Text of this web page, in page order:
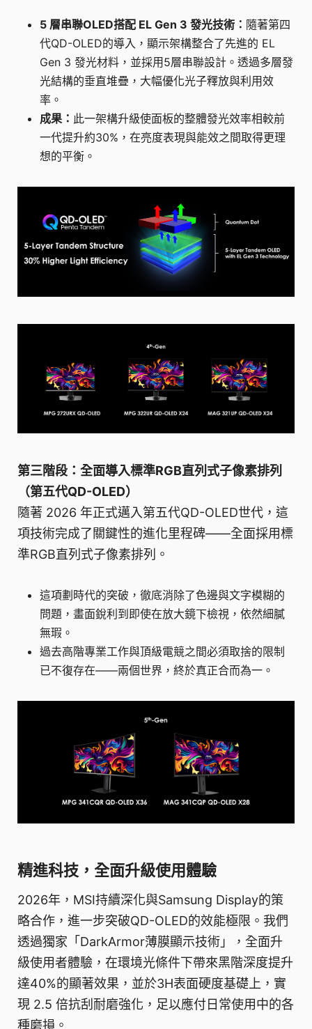
5 層串聯OLED搭配 EL Gen 3 發光技術： 隨著第四
代QD-OLED的導入，顯示架構整合了先進的 EL
Gen 3 發光材料，並採用5層串聯設計。透過多層發
光結構的垂直堆疊，大幅優化光子釋放與利用效
率。
成果： 此一架構升級使面板的整體發光效率相較前
一代提升約30%，在亮度表現與能效之間取得更理
想的平衡。
第三階段：全面導入標準RGB直列式子像素排列
（第五代QD-OLED）
隨著 2026 年正式邁入第五代QD-OLED世代，這
項技術完成了關鍵性的進化里程碑——全面採用標
準RGB直列式子像素排列。
這項劃時代的突破，徹底消除了色邊與文字模糊的
問題，畫面銳利到即使在放大鏡下檢視，依然細膩
無瑕。
過去高階專業工作與頂級電競之間必須取捨的限制
已不復存在——兩個世界，終於真正合而為一。
精進科技，全面升級使用體驗
2026年，MSI持續深化與Samsung Display的策
略合作，進一步突破QD-OLED的效能極限。我們
透過獨家「DarkArmor薄膜顯示技術」，全面升
級使用者體驗，在環境光條件下帶來黑階深度提升
達40%的顯著效果，並於3H表面硬度基礎上，實
現 2.5 倍抗刮耐磨強化，足以應付日常使用中的各
種磨損。